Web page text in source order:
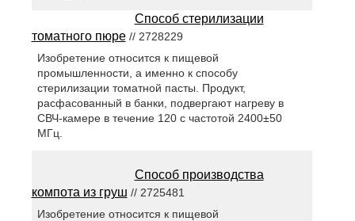
Способ стерилизации
томатного пюре// 2728229
Изобретение относится к пищевой
промышленности, а именно к способу
стерилизации томатной пасты. Продукт,
расфасованный в банки, подвергают нагреву в
СВЧ-камере в течение 120 с частотой 2400±50
МГц.
Способ производства
компота из груш // 2725481
Изобретение относится к пищевой